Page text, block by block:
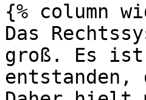
{% column
Das
groß. Es ist
entstanden,